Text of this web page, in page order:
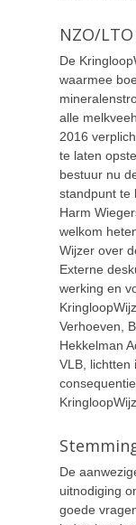
NZO/LTO
De
waarmee
alle
2016
te laten
bestuur nu
standpunt te
Harm
welkom
Wijzer over
Externe
werking en
Verhoeven,
Hekkelman
VLB, lichtten
De
uitnodiging
goede